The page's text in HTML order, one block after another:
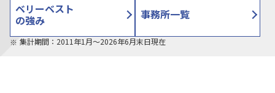
ベリーベスト
の強み 事務所一覧
集計期間：2011年1月〜2026年6月末日現在